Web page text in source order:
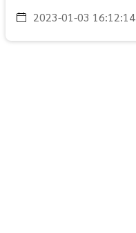
2023-01-03 16:12:14